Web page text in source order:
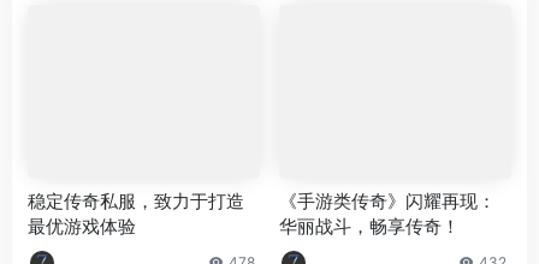
稳定传奇私服，致力于打造
最优游戏体验
《手游类传奇》闪耀再现：
华丽战斗，畅享传奇！